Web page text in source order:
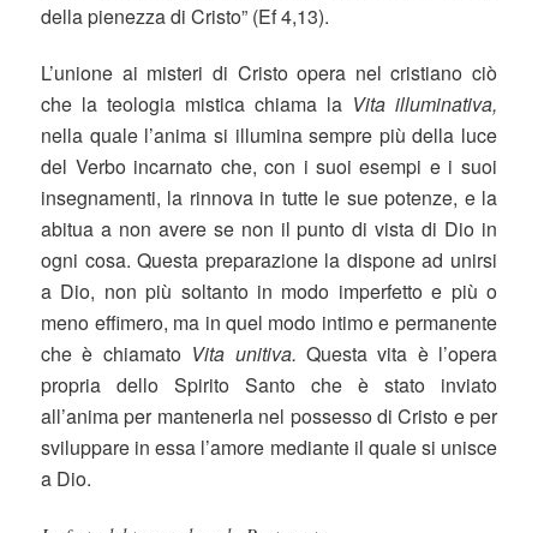
della pienezza di Cristo” (Ef 4,13).
L’unione ai misteri di Cristo opera nel cristiano ciò
che la teologia mistica chiama la Vita illuminativa,
nella quale l’anima si illumina sempre più della luce
del Verbo incarnato che, con i suoi esempi e i suoi
insegnamenti, la rinnova in tutte le sue potenze, e la
abitua a non avere se non il punto di vista di Dio in
ogni cosa. Questa preparazione la dispone ad unirsi
a Dio, non più soltanto in modo imperfetto e più o
meno effimero, ma in quel modo intimo e permanente
che è chiamato Vita unitiva. Questa vita è l’opera
propria dello Spirito Santo che è stato inviato
all’anima per mantenerla nel possesso di Cristo e per
sviluppare in essa l’amore mediante il quale si unisce
a Dio.